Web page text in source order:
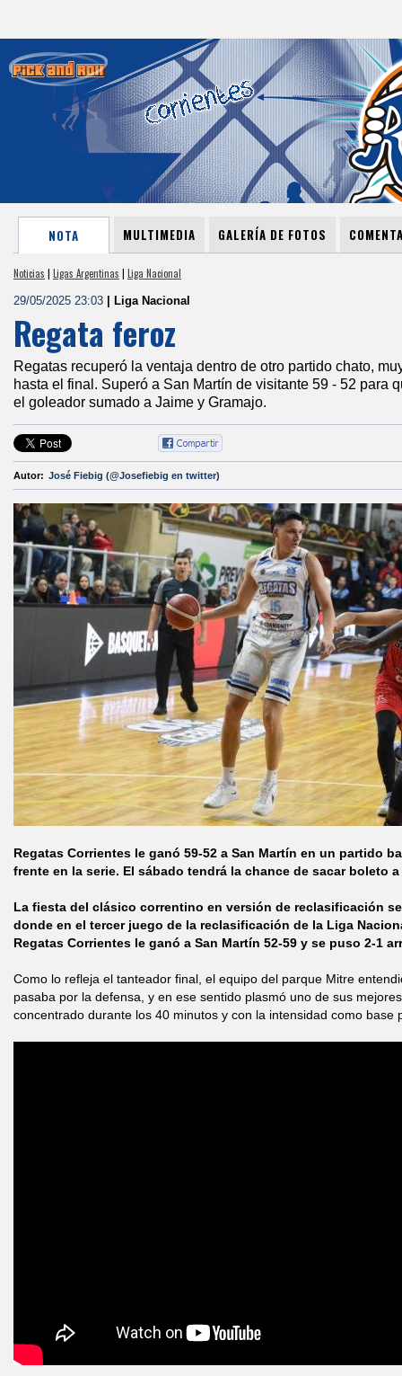
NOTA MULTIMEDIA GALERÍA DE FOTOS
Noticias | Ligas Argentinas | Liga Nacional
29/05/2025 23:03 | Liga Nacional
Regata feroz
Regatas recuperó la ventaja dentro de otro partido chato,
hasta el final. Superó a San Martín de visitante 59 - 52 para
el goleador sumado a Jaime y Gramajo.
Autor: José Fiebig (@Josefiebig en twitter)
Regatas Corrientes le ganó 59-52 a San Martín en un partido
frente en la serie. El sábado tendrá la chance de sacar boleto
La fiesta del clásico correntino en versión de reclasificación
donde en el tercer juego de la reclasificación de la Liga
Regatas Corrientes le ganó a San Martín 52-59 y se puso 2-1
Como lo refleja el tanteador final, el equipo del parque Mitre
pasaba por la defensa, y en ese sentido plasmó uno de sus
concentrado durante los 40 minutos y con la intensidad como base